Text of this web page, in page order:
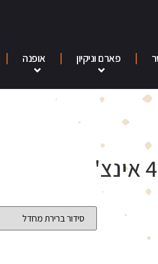
פארם וניקיון אופנה